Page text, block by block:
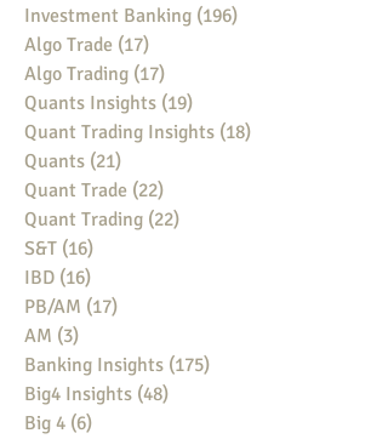
Investment Banking (196)
Algo Trade (17)
Algo Trading (17)
Quants Insights (19)
Quant Trading Insights (18)
Quants (21)
Quant Trade (22)
Quant Trading (22)
S&T (16)
IBD (16)
PB/AM (17)
AM (3)
Banking Insights (175)
Big4 Insights (48)
Big 4 (6)